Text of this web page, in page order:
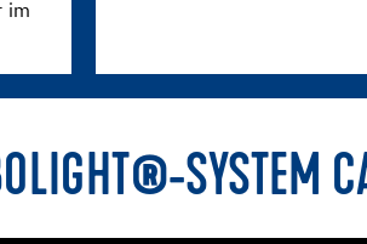
im
SYSTEM